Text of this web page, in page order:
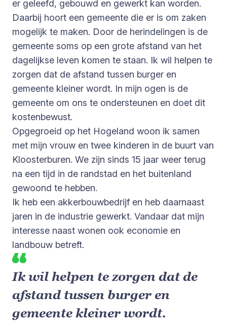
er geleefd, gebouwd en gewerkt kan worden.
Daarbij hoort een gemeente die er is om zaken
mogelijk te maken. Door de herindelingen is de
gemeente soms op een grote afstand van het
dagelijkse leven komen te staan. Ik wil helpen te
zorgen dat de afstand tussen burger en
gemeente kleiner wordt. In mijn ogen is de
gemeente om ons te ondersteunen en doet dit
kostenbewust.
Opgegroeid op het Hogeland woon ik samen
met mijn vrouw en twee kinderen in de buurt van
Kloosterburen. We zijn sinds 15 jaar weer terug
na een tijd in de randstad en het buitenland
gewoond te hebben.
Ik heb een akkerbouwbedrijf en heb daarnaast
jaren in de industrie gewerkt. Vandaar dat mijn
interesse naast wonen ook economie en
landbouw betreft.
Ik wil helpen te zorgen dat de
afstand tussen burger en
gemeente kleiner wordt.